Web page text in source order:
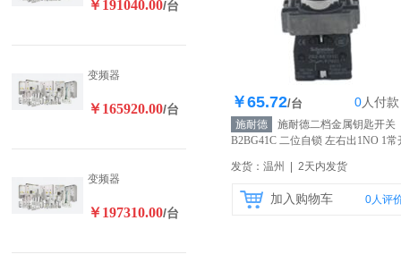
库存200个
￥65.72/台 0人付款
施耐德
施耐德二档金属钥匙开关
B2BG41C 二位自锁 左右出1NO 1常
发货：温州 | 2天内发货
加入购物车 0人评
￥191040.00/台
变频器
￥165920.00/台
变频器
￥197310.00/台